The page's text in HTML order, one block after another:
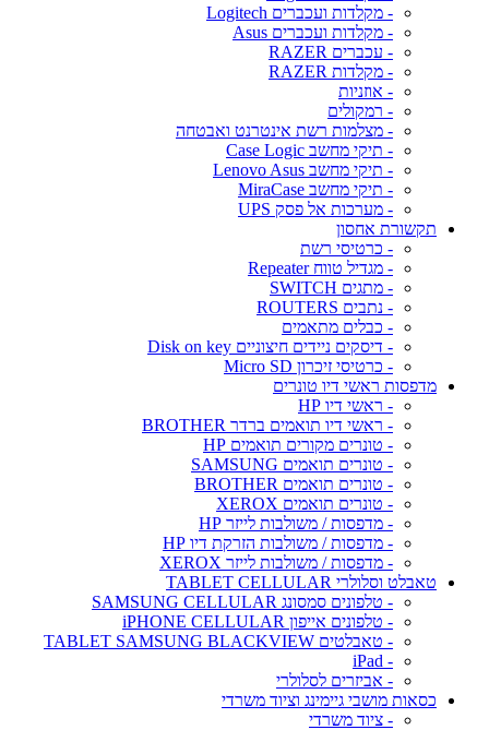
- מקלדות ועכברים Logitech
- מקלדות ועכברים Asus
- עכברים RAZER
- מקלדות RAZER
- אוזניות
- רמקולים
- מצלמות רשת אינטרנט ואבטחה
- תיקי מחשב Case Logic
- תיקי מחשב Lenovo Asus
- תיקי מחשב MiraCase
- מערכות אל פסק UPS
תקשורת אחסון
- כרטיסי רשת
- מגדיל טווח Repeater
- מתגים SWITCH
- נתבים ROUTERS
- כבלים מתאמים
- דיסקים ניידים חיצוניים Disk on key
- כרטיסי זיכרון Micro SD
מדפסות ראשי דיו טונרים
- ראשי דיו HP
- ראשי דיו תואמים ברדר BROTHER
- טונרים מקורים תואמים HP
- טונרים תואמים SAMSUNG
- טונרים תואמים BROTHER
- טונרים תואמים XEROX
- מדפסות / משולבות לייזר HP
- מדפסות / משולבות הזרקת דיו HP
- מדפסות / משולבות לייזר XEROX
טאבלט וסלולרי TABLET CELLULAR
- טלפונים סמסונג SAMSUNG CELLULAR
- טלפונים אייפון iPHONE CELLULAR
- טאבלטים TABLET SAMSUNG BLACKVIEW
- iPad
- אביזרים לסלולרי
כסאות מושבי גיימינג וציוד משרדי
- ציוד משרדי